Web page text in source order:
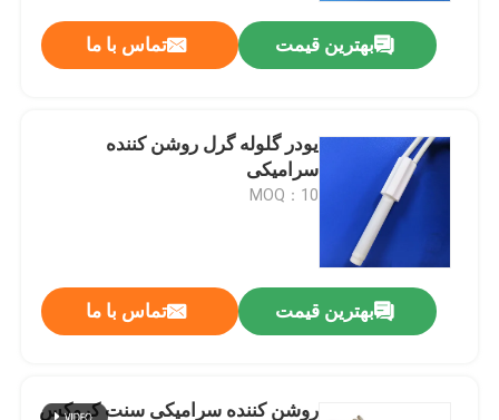
بهترین قیمت تماس با ما
یودر گلوله گرل روشن کننده
سرامیکی
MOQ：10
بهترین قیمت تماس با ما
روشن کننده سرامیکی سنت کروکس